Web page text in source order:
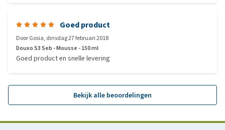
Goed product
DoorGosia, dinsdag 27 februari 2018
Douxo S3 Seb - Mousse - 150 ml
Goed product en snelle levering
Bekijk alle beoordelingen